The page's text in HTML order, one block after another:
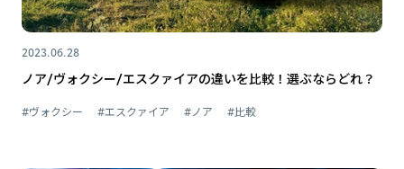
2023.06.28
ノア/ヴォクシー/エスクァイアの違いを比較！選ぶならどれ？
#ヴォクシー #エスクァイア #ノア #比較